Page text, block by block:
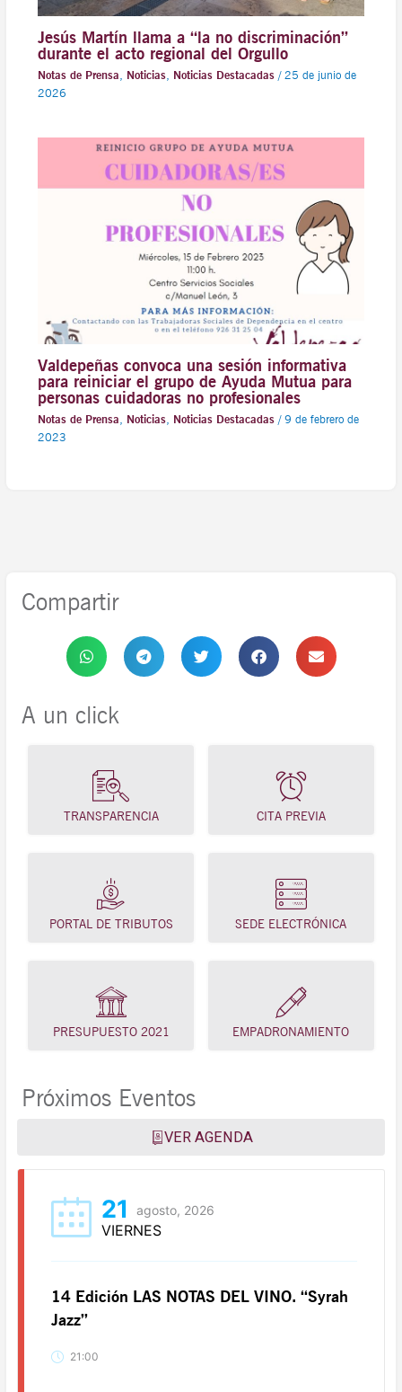
Jesús Martín llama a “la no discriminación”
durante el acto regional del Orgullo
Notas de Prensa, Noticias, Noticias Destacadas/ 25 de junio de
2026
Valdepeñas convoca una sesión informativa
para reiniciar el grupo de Ayuda Mutua para
personas cuidadoras no profesionales
Notas de Prensa, Noticias, Noticias Destacadas/ 9 de febrero de
2023
Compartir
A un click
TRANSPARENCIA CITA PREVIA
PORTAL DE TRIBUTOS SEDE ELECTRÓNICA
PRESUPUESTO 2021 EMPADRONAMIENTO
Próximos Eventos
VER AGENDA
21 agosto, 2026
VIERNES
14 Edición LAS NOTAS DEL VINO. “Syrah
Jazz”
21:00